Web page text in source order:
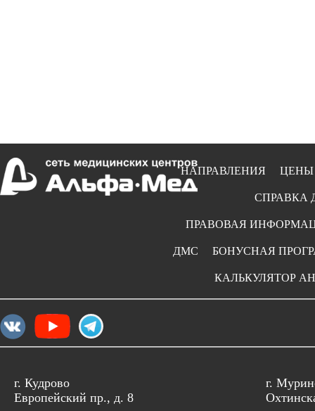
ЦЕНЫ
НАПРАВЛЕНИЯ
СПРАВКА
ПРАВОВАЯ
БОНУСНАЯ
ДМС
КАЛЬКУЛЯТОР
г. Кудрово
Европейский пр., д. 8
г.